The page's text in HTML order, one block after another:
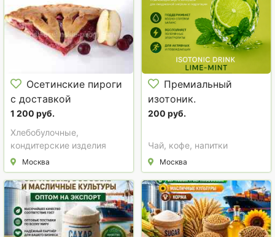
Осетинские пироги
с доставкой
1 200 руб.
Хлебобулочные,
кондитерские изделия
Москва
Премиальный
изотоник.
200 руб.
Чай, кофе, напитки
Москва